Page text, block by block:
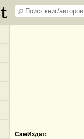
СамИздат: